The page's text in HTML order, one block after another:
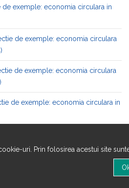
exemple: economia circulara in
de exemple: economia circulara
de exemple: economia circulara
de exemple: economia circulara in
uri. Prin folosirea acestui site